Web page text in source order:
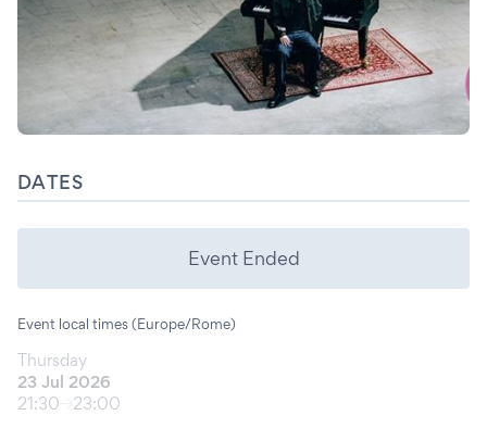
DATES
Event Ended
Event local times (Europe/Rome)
Thursday
23 Jul 2026
21:30
23:00